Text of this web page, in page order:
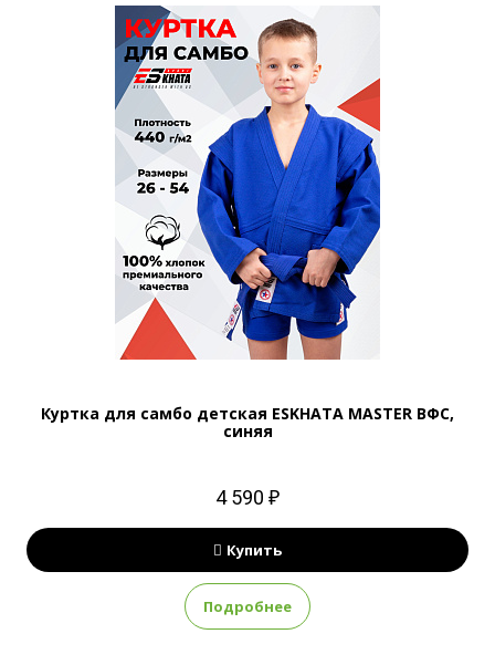
Куртка для самбо детская ESKHATA MASTER ВФС,
синяя
4 590 ₽
Купить
Подробнее